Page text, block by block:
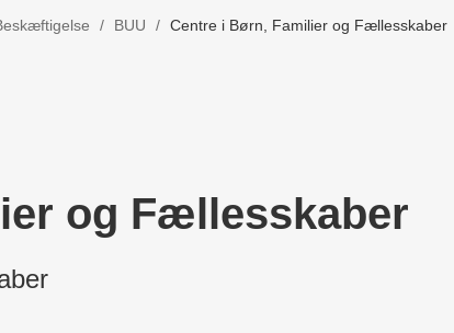
/ Tilbage til
BUU / Centre i Børn, Familier og Fællesskaber
og Fællesskaber